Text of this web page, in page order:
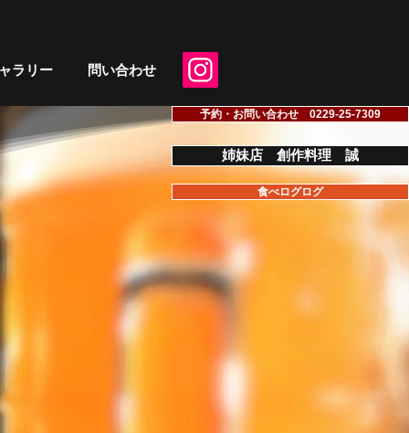
食べログログ
姉妹店 創作料理 誠
予約・お問い合わせ 0229-25-7309
ラリー 問い合わせ